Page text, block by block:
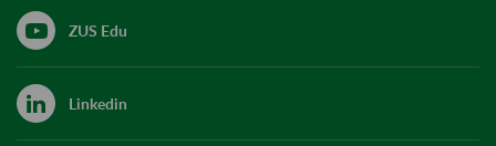
ZUS Edu
Linkedin